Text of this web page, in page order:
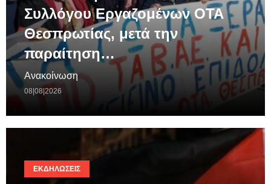
Συλλόγου Εργαζομένων ΟΤΑ
Θεσπρωτίας, μετά την
παραίτηση…
Ανακοίνωση
08|08|2026
ΕΚΔΗΛΏΣΕΙΣ